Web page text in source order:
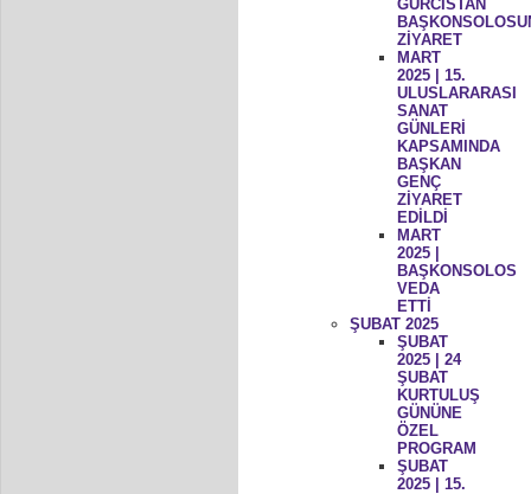
GÜRCİSTAN
ZİYARET
MART
2025 | 15.
ULUSLARARASI
SANAT
GÜNLERİ
KAPSAMINDA
BAŞKAN
GENÇ
ZİYARET
EDİLDİ
MART
2025 |
BAŞKONSOLOS
VEDA
ETTİ
ŞUBAT 2025
ŞUBAT
2025 | 24
ŞUBAT
KURTULUŞ
GÜNÜNE
ÖZEL
PROGRAM
ŞUBAT
2025 | 15.